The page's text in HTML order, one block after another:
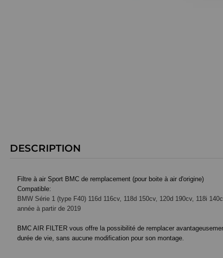
DESCRIPTION
Filtre à air Sport BMC de remplacement (pour boite à air d'origine)
Compatible:
BMW Série 1 (type F40) 116d 116cv, 118d 150cv, 120d 190cv, 118i
année à partir de 2019
BMC AIR FILTER vous offre la possibilité de remplacer
durée de vie, sans aucune modification pour son montage.